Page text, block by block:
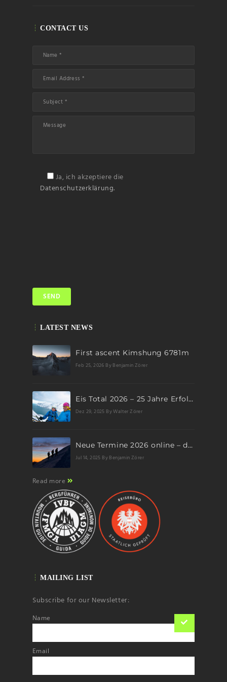
CONTACT US
Ja, ich akzeptiere die
Datenschutzerklärung.
LATEST NEWS
First ascent Kimshung 6781m
Feb 25, 2026 By Benjamin Zörer
Eis Total 2026 – 25 Jahre Erfolgsgeschichte im steilen Eis
Dez 29, 2025 By Walter Zörer
Neue Termine 2026 online – dein nächstes Abenteuer wartet!
Jul 14, 2025 By Benjamin Zörer
Read more
MAILING LIST
Subscribe for our Newsletter:
Name
Email